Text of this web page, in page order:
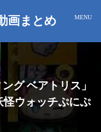
画まとめ
グ ベアトリス」
怪ウォッチぷにぷ